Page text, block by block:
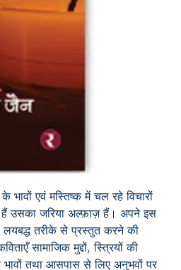
भावों एवं मस्तिष्क में चल रहे विचारों
उसका जरिया अल्फ़ाज़ हैं। अपने इस
लयबद्ध तरीके से प्रस्तुत करने की
सामाजिक मुद्दों, स्त्रियों की
तथा आसपास से लिए अनुभवों पर